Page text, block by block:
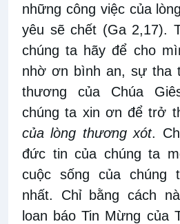
những công việc của
yêu sẽ chết (Ga 2,17).
chúng ta hãy để cho
nhờ ơn bình an, sự tha
thương của Chúa
chúng ta xin ơn để trở
của lòng thương xót.
đức tin của chúng ta
cuộc sống của chúng
nhất. Chỉ bằng cách
loan báo Tin Mừng của